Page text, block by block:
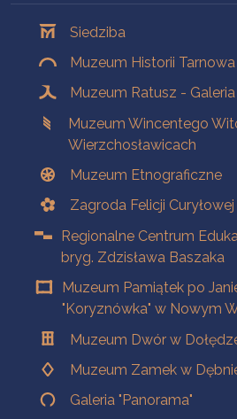
Siedziba
Muzeum Historii
Muzeum Ratusz -
Muzeum Wincentego
Wierzchosławicach
Muzeum Etnograficzne
Zagroda Felicji
Regionalne Centrum
bryg. Zdzisława Baszaka
Muzeum Pamiątek po
"Koryznówka" w Nowym
Muzeum Dwór w
Muzeum Zamek w
Galeria "Panorama"